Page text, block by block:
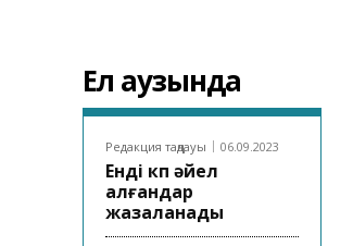
Ел аузында
Редакция таңдауы 06.09.2023
Енді көп әйел
алғандар
жазаланады